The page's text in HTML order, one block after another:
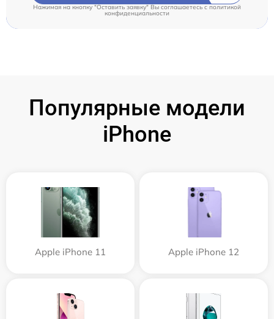
Нажимая на кнопку "Оставить заявку" Вы соглашаетесь cполитикой
конфиденциальности
Популярные модели
iPhone
Apple iPhone 11 Apple iPhone 12